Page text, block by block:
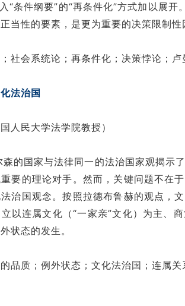
“条件纲要”的“再条件化”方式加以展
当性的要素，是更为重要的决策限制性
社会系统论；再条件化；决策悖论；卢
法治国
国人民大学法学院教授）
森的国家与法律同一的法治国家观揭示
要的理论对手。然而，关键问题不在
治国观念。按照拉德布鲁赫的观点，
以连属文化（“一家亲”文化）为主、
状态的发生。
品质；例外状态；文化法治国；连属